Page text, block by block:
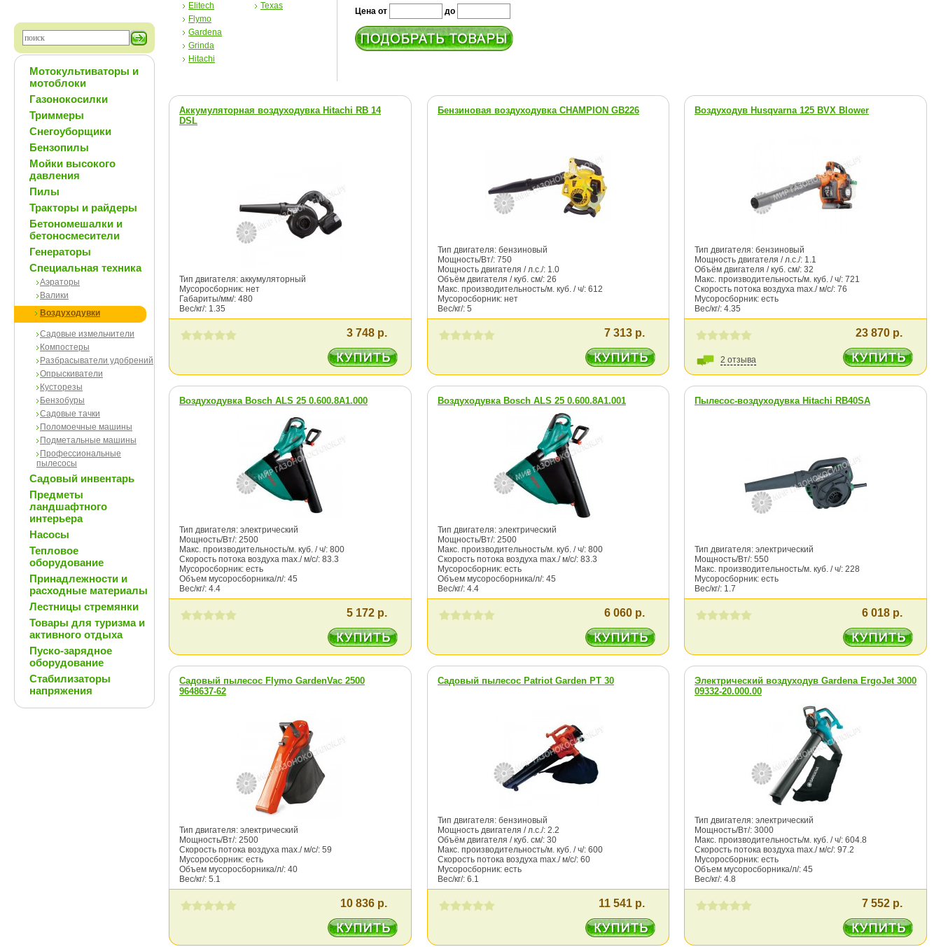
Мотокультиваторы и
мотоблоки
Газонокосилки
Триммеры
Снегоуборщики
Бензопилы
Мойки высокого
давления
Пилы
Тракторы и райдеры
Бетономешалки и
бетоносмесители
Генераторы
Специальная техника
Аэраторы
Валики
Воздуходувки
Садовые измельчители
Компостеры
Разбрасыватели удобрений
Опрыскиватели
Кусторезы
Бензобуры
Садовые тачки
Поломоечные машины
Подметальные машины
Профессиональные
пылесосы
Садовый инвентарь
Предметы
ландшафтного
интерьера
Насосы
Тепловое
оборудование
Принадлежности и
расходные материалы
Лестницы стремянки
Товары для туризма и
активного отдыха
Пуско-зарядное
оборудование
Стабилизаторы
напряжения
Elitech
Flymo
Gardena
Grinda
Hitachi
Texas
Цена от
до
Аккумуляторная воздуходувка Hitachi RВ 14
DSL
Бензиновая воздуходувка CHAMPION GВ226 Воздуходув Husqvarna 125 BVX Blower
Тип двигателя: аккумуляторный
Мусоросборник: нет
Габариты/мм/: 480
Вес/кг/: 1.35
Тип двигателя: бензиновый
Мощность/Вт/: 750
Мощность двигателя / л.с./: 1.0
Объём двигателя / куб. см/: 26
Макс. производительность/м. куб. / ч/: 612
Мусоросборник: нет
Вес/кг/: 5
Тип двигателя: бензиновый
Мощность двигателя / л.с./: 1.1
Объём двигателя / куб. см/: 32
Макс. производительность/м. куб. / ч/: 721
Скорость потока воздуха max./ м/с/: 76
Мусоросборник: есть
Вес/кг/: 4.35
3 748 р. 7 313 р.
2 отзыва
23 870 р.
Воздуходувка Bosch ALS 25 0.600.8A1.000 Воздуходувка Bosch ALS 25 0.600.8A1.001 Пылесос-воздуходувка Hitachi RB40SA
Тип двигателя: электрический
Мощность/Вт/: 2500
Макс. производительность/м. куб. / ч/: 800
Скорость потока воздуха max./ м/с/: 83.3
Мусоросборник: есть
Объем мусоросборника/л/: 45
Вес/кг/: 4.4
Тип двигателя: электрический
Мощность/Вт/: 2500
Макс. производительность/м. куб. / ч/: 800
Скорость потока воздуха max./ м/с/: 83.3
Мусоросборник: есть
Объем мусоросборника/л/: 45
Вес/кг/: 4.4
Тип двигателя: электрический
Мощность/Вт/: 550
Макс. производительность/м. куб. / ч/: 228
Мусоросборник: есть
Вес/кг/: 1.7
5 172 р. 6 060 р. 6 018 р.
Садовый пылесос Flymo GardenVac 2500
9648637-62
Садовый пылесос Patriot Garden PT 30
Электрический воздуходув Gardena ErgoJet 3000
09332-20.000.00
Тип двигателя: электрический
Мощность/Вт/: 2500
Скорость потока воздуха max./ м/с/: 59
Мусоросборник: есть
Объем мусоросборника/л/: 40
Вес/кг/: 5.1
Тип двигателя: бензиновый
Мощность двигателя / л.с./: 2.2
Объём двигателя / куб. см/: 30
Макс. производительность/м. куб. / ч/: 600
Скорость потока воздуха max./ м/с/: 60
Мусоросборник: есть
Вес/кг/: 6.1
Тип двигателя: электрический
Мощность/Вт/: 3000
Макс. производительность/м. куб. / ч/: 604.8
Скорость потока воздуха max./ м/с/: 97.2
Мусоросборник: есть
Объем мусоросборника/л/: 45
Вес/кг/: 4.8
10 836 р. 11 541 р. 7 552 р.